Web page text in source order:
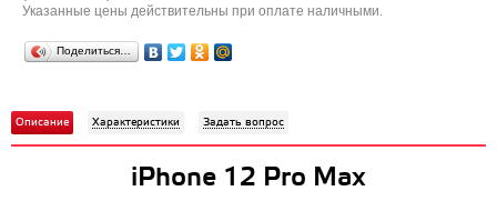
Указанные цены действительны при оплате наличными.
Поделиться…
Описание Характеристики Задать вопрос
iPhone 12 Pro Max